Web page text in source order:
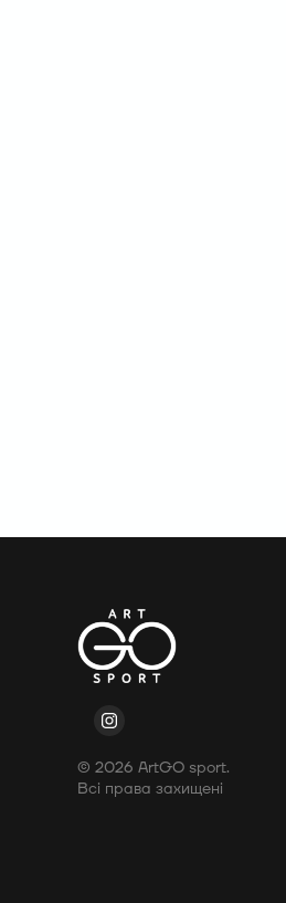
© 2026 ArtGO sport.
Всі права захищені